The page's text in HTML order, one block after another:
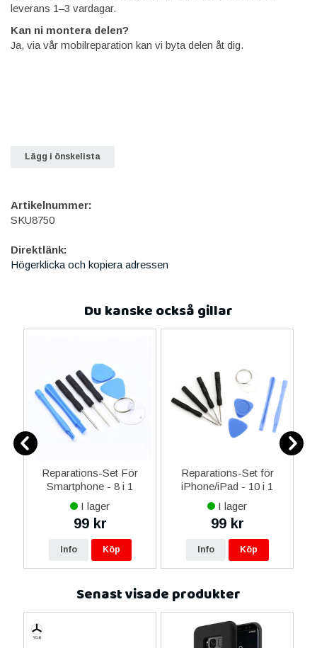
leverans 1–3 vardagar.
Kan ni montera delen?
Ja, via vår mobilreparation kan vi byta delen åt dig.
Lägg i önskelista
Artikelnummer:
SKU8750
Direktlänk:
Högerklicka och kopiera adressen
Du kanske också gillar
Reparations-Set För
Smartphone - 8 i 1
I lager
99 kr
Info Köp
Reparations-Set för
iPhone/iPad - 10 i 1
I lager
99 kr
Info Köp
Senast visade produkter